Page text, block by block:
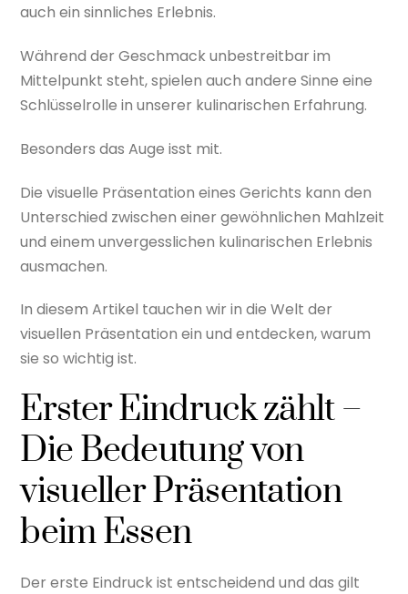
auch ein sinnliches Erlebnis.
Während der Geschmack unbestreitbar im
Mittelpunkt steht, spielen auch andere Sinne eine
Schlüsselrolle in unserer kulinarischen Erfahrung.
Besonders das Auge isst mit.
Die visuelle Präsentation eines Gerichts kann den
Unterschied zwischen einer gewöhnlichen Mahlzeit
und einem unvergesslichen kulinarischen Erlebnis
ausmachen.
In diesem Artikel tauchen wir in die Welt der
visuellen Präsentation ein und entdecken, warum
sie so wichtig ist.
Erster Eindruck zählt –
Die Bedeutung von
visueller Präsentation
beim Essen
Der erste Eindruck ist entscheidend und das gilt